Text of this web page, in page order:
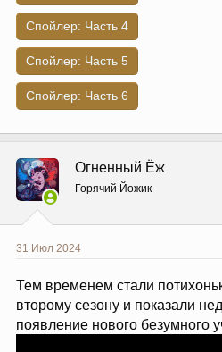
Спойлер: Часть 4
Спойлер: Часть 5
Спойлер: Часть 6
Огненный Ёж
Горячий Йожик
31 Июл 2024
Тем временем стали
второму сезону и показали
появление нового безумного